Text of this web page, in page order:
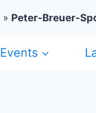
» Peter-Breuer-
Events